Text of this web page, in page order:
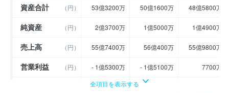
資産合計 （円） 53億3200万 50億1600万 48億5800万
純資産 （円） 2億3700万 1億5000万 1億4900万
売上高 （円） 55億7400万 56億400万 55億9800万
営業利益 （円） - 1億5300万 - 1億5100万 7700万
- 2億1800万
全項目を表示する